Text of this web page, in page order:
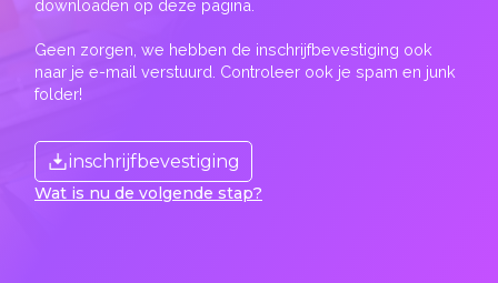
downloaden op deze pagina.
Geen zorgen, we hebben de inschrijfbevestiging ook
naar je e-mail verstuurd. Controleer ook je spam en junk
folder!
inschrijfbevestiging
Wat is nu de volgende stap?